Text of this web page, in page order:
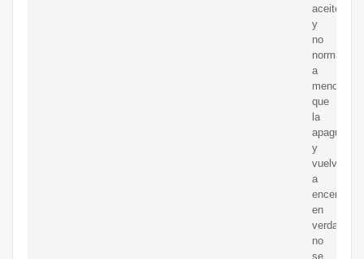
aceite
y
no
normaliza
a
menos
que
la
apague
y
vuelva
a
en
verdad
no
se